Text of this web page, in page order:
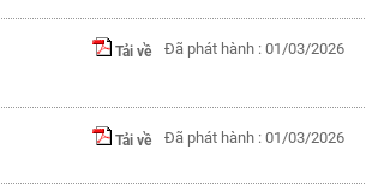
Tải về Đã phát hành : 01/03/2026
Tải về Đã phát hành : 01/03/2026